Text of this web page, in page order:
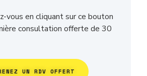
vous en cliquant sur ce bouton
consultation offerte de 30
UN RDV OFFERT